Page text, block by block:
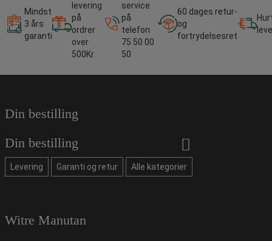
Mindst
3 års
garanti
levering
på
ordrer
over
500Kr
service
på
telefon
75 50 00
50
60 dages retur-
og
fortrydelsesret
Din bestilling
Din bestilling
Levering Garanti og retur Alle kategorier
Witre Manutan